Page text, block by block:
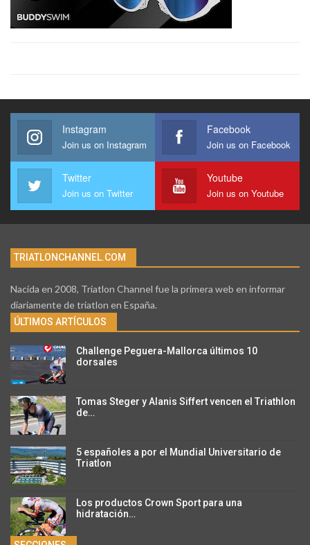
Instagram
Join us on Instagram
Facebook
Join us on Facebook
Twitter
Join us on Twitter
Youtube
Join us on Youtube
TRIATLONCHANNEL.COM
Nacida en 2008, Triatlon Channel fue la primera web en informar
diariamente de triatlon en España.
ÚLTIMOS ARTÍCULOS
Challenge Peguera-Mallorca últimos 10
dorsales
Tomas Steger y Alanis Siffert vencen el Triathlon
de…
5 españoles a por el Mundial Universitario de
Triatlon
Los productos Crown Sport para una
hidratación…